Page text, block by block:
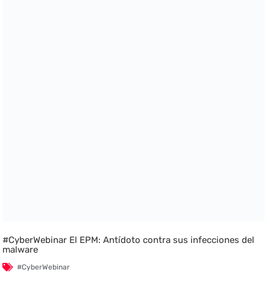
#CyberWebinar El EPM: Antídoto contra sus infecciones del
malware
#CyberWebinar